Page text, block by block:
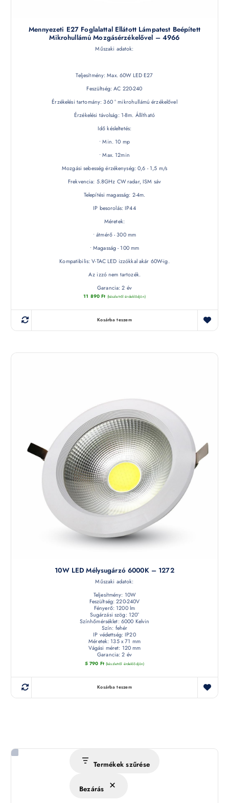
Mennyezeti E27 Foglalattal Ellátott Lámpatest Beépített
Mikrohullámú Mozgásérzékelővel – 4966
Műszaki adatok:
Teljesítmény: Max. 60W LED E27
Feszültség: AC 220-240
Érzékelési tartomány: 360 ° mikrohullámú érzékelővel
Érzékelési távolság: 1-8m. Állítható
Idő késleltetés:
• Min. 10 mp
• Max. 12min
Mozgási sebesség érzékenység: 0,6 - 1,5 m/s
Frekvencia: 5.8GHz CW radar, ISM sáv
Telepítési magasság: 2-4m.
IP besorolás: IP44
Méretek:
• átmérő - 300 mm
• Magasság - 100 mm
Kompatibilis: V-TAC LED izzókkal akár 60W-ig.
Az izzó nem tartozék.
Garancia: 2 év
11 890Ft (készletről érdeklődjön)
Kosárba teszem
10W LED Mélysugárzó 6000K – 1272
Műszaki adatok:
Teljesítmény: 10W
Feszültség: 220-240V
Fényerő: 1200 lm
Sugárzási szög: 120°
Színhőmérséklet: 6000 Kelvin
Szín: fehér
IP védettség: IP20
Méretek: 135 x 71 mm
Vágási méret: 120 mm
Garancia: 2 év
5 790 Ft (készletről érdeklődjön)
Kosárba teszem
Termékek szűrése
Bezárás